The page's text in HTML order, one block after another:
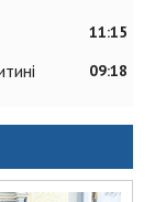
11:15
09:18